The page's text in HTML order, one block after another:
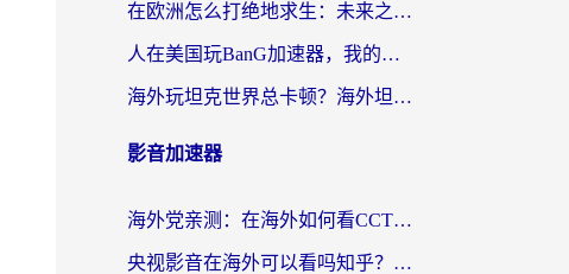
在欧洲怎么打绝地求生：未来之役不卡？留学生亲测的加速器避坑指南
人在美国玩BanG加速器，我的延迟终于绿了
海外玩坦克世界总卡顿？海外坦克世界加速器有哪些？实测好用的选择在这里
影音加速器
海外党亲测：在海外如何看CCTV？告别“仅限大陆播放”的实用指南
央视影音在海外可以看吗知乎？留学生亲测：3步解决地域限制+追剧自由